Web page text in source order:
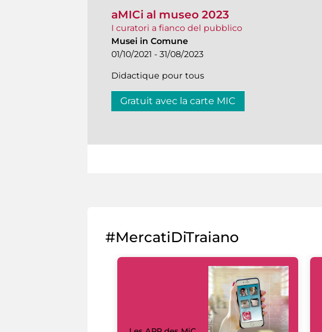
aMICi al museo 2023
I curatori a fianco del pubblico
Musei in Comune
01/10/2021 - 31/08/2023
Didactique pour tous
Gratuit avec la carte MIC
#MercatiDiTraiano